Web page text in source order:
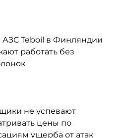
АЗС Teboil в Финляндии
работать без
не успевают
цены по
ущерба от атак